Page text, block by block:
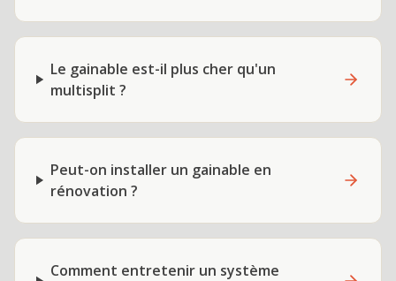
Le gainable est-il plus cher qu'un
multisplit ?
Peut-on installer un gainable en
rénovation ?
Comment entretenir un système